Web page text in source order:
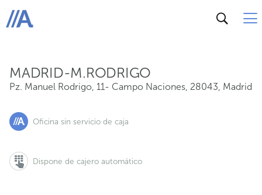
ABANCA
MADRID-M.RODRIGO
Pz. Manuel Rodrigo, 11- Campo Naciones, 28043, Madrid
Oficina sin servicio de caja
Dispone de cajero automático